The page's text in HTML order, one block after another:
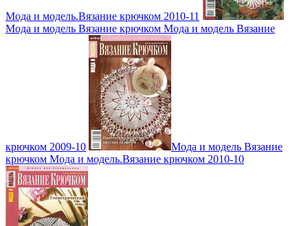
Мода и модель.Вязание крючком 2010-11
Мода и модель Вязание крючком Мода и модель Вязание
крючком 2009-10
Мода и модель Вязание
крючком Мода и модель.Вязание крючком 2010-10